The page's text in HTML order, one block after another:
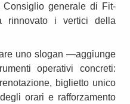
generale di Fit-
rinnovato i vertici della
uno slogan —aggiunge
operativi concreti:
biglietto unico
orari e rafforzamento